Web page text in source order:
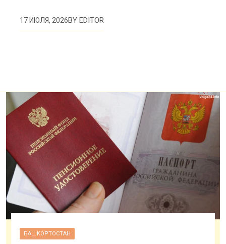
17 ИЮЛЯ, 2026BYEDITOR
БАШКОРТОСТАН